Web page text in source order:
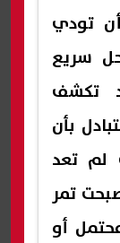
أن تودي
سريع
تكشف
بأن
لم تعد
تمر
أو